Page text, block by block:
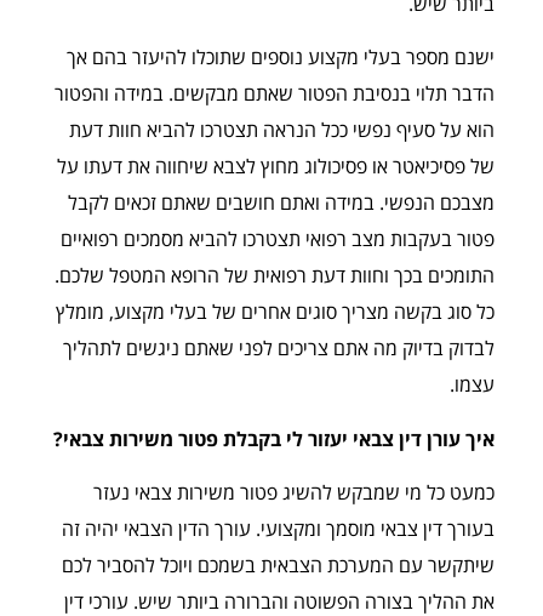
ישנם מספר בעלי מקצוע נוספים שתוכלו להיעזר בהם אך
הדבר תלוי בנסיבת הפטור שאתם מבקשים. במידה והפטור
הוא על סעיף נפשי ככל הנראה תצטרכו להביא חוות דעת
של פסיכיאטר או פסיכולוג מחוץ לצבא שיחווה את דעתו על
מצבכם הנפשי. במידה ואתם חושבים שאתם זכאים לקבל
פטור בעקבות מצב רפואי תצטרכו להביא מסמכים רפואיים
התומכים בכך וחוות דעת רפואית של הרופא המטפל שלכם.
כל סוג בקשה מצריך סוגים אחרים של בעלי מקצוע, מומלץ
לבדוק בדיוק מה אתם צריכים לפני שאתם ניגשים לתהליך
עצמו.
איך עורן דין צבאי יעזור לי בקבלת פטור משירות צבאי?
כמעט כל מי שמבקש להשיג פטור משירות צבאי נעזר
בעורך דין צבאי מוסמך ומקצועי. עורך הדין הצבאי יהיה זה
שיתקשר עם המערכת הצבאית בשמכם ויוכל להסביר לכם
את ההליך בצורה הפשוטה והברורה ביותר שיש. עורכי דין